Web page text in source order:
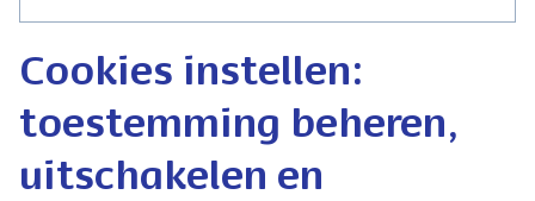
Cookies instellen:
toestemming beheren,
uitschakelen en